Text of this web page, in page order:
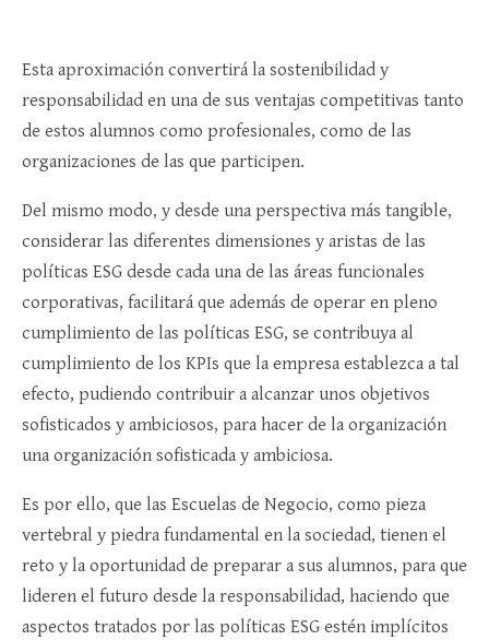
Esta aproximación convertirá la sostenibilidad y
responsabilidad en una de sus ventajas competitivas tanto
de estos alumnos como profesionales, como de las
organizaciones de las que participen.
Del mismo modo, y desde una perspectiva más tangible,
considerar las diferentes dimensiones y aristas de las
políticas ESG desde cada una de las áreas funcionales
corporativas, facilitará que además de operar en pleno
cumplimiento de las políticas ESG, se contribuya al
cumplimiento de los KPIs que la empresa establezca a tal
efecto, pudiendo contribuir a alcanzar unos objetivos
sofisticados y ambiciosos, para hacer de la organización
una organización sofisticada y ambiciosa.
Es por ello, que las Escuelas de Negocio, como pieza
vertebral y piedra fundamental en la sociedad, tienen el
reto y la oportunidad de preparar a sus alumnos, para que
lideren el futuro desde la responsabilidad, haciendo que
aspectos tratados por las políticas ESG estén implícitos